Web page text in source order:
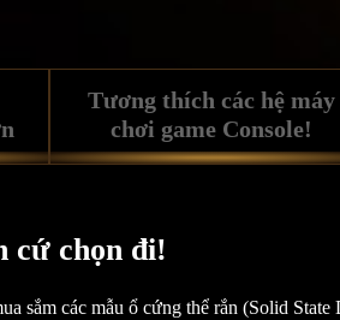
Tương thích các hệ máy
chơi game Console!
cứ chọn đi!
sắm các mẫu ổ cứng thể rắn (Solid State